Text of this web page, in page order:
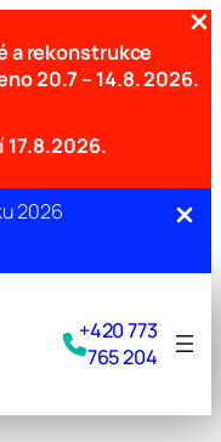
a rekonstrukce
20.7 – 14.8. 2026.
17.8.2026.
2026
+420 773
765 204